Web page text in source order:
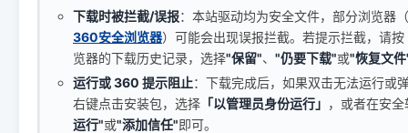
下载时被拦截/误报：本站驱动均为安全文件，部分浏览器
360安全浏览器）可能会出现误报拦截。若提示拦截，请按
览器的下载历史记录，选择"保留"、 "仍要下载"或"恢复文
运行或 360 提示阻止：下载完成后，如果双击无法运行或
右键点击安装包，选择 「以管理员身份运行」 ，或者在安
运行"或"添加信任"即可。